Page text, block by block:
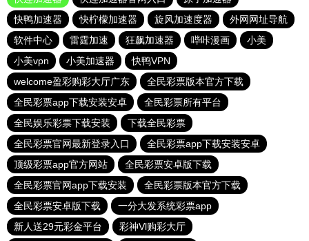
快鸭加速器
快柠檬加速器 旋风加速度器
外网网址导航
软件中心
雷霆加速 狂飙加速器 哔咔漫画
小美
小美vpn
小美加速器
快鸭VPN
welcome盈彩购彩大厅广东
全民彩票版本官方下载
全民彩票app下载安装安卓
全民彩票所有平台
全民娱乐彩票下载安装
下载全民彩票
全民彩票官网最新登录入口
全民彩票app下载安装安卓
顶级彩票app官方网站
全民彩票安卓版下载
全民彩票官网app下载安装
全民彩票版本官方下载
全民彩票安卓版下载
一分大发系统彩票app
新人送29元彩金平台
彩神Vl购彩大厅